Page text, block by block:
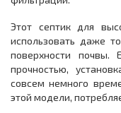
Этот септик для
использовать даже
поверхности почвы.
прочностью,
совсем немного
этой модели,